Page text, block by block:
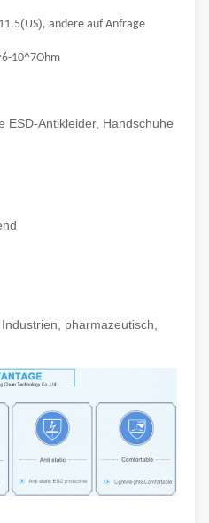
(US), andere auf Anfrage
10^7Ohm
ESD-Antikleider, Handschuhe
pharmazeutisch,